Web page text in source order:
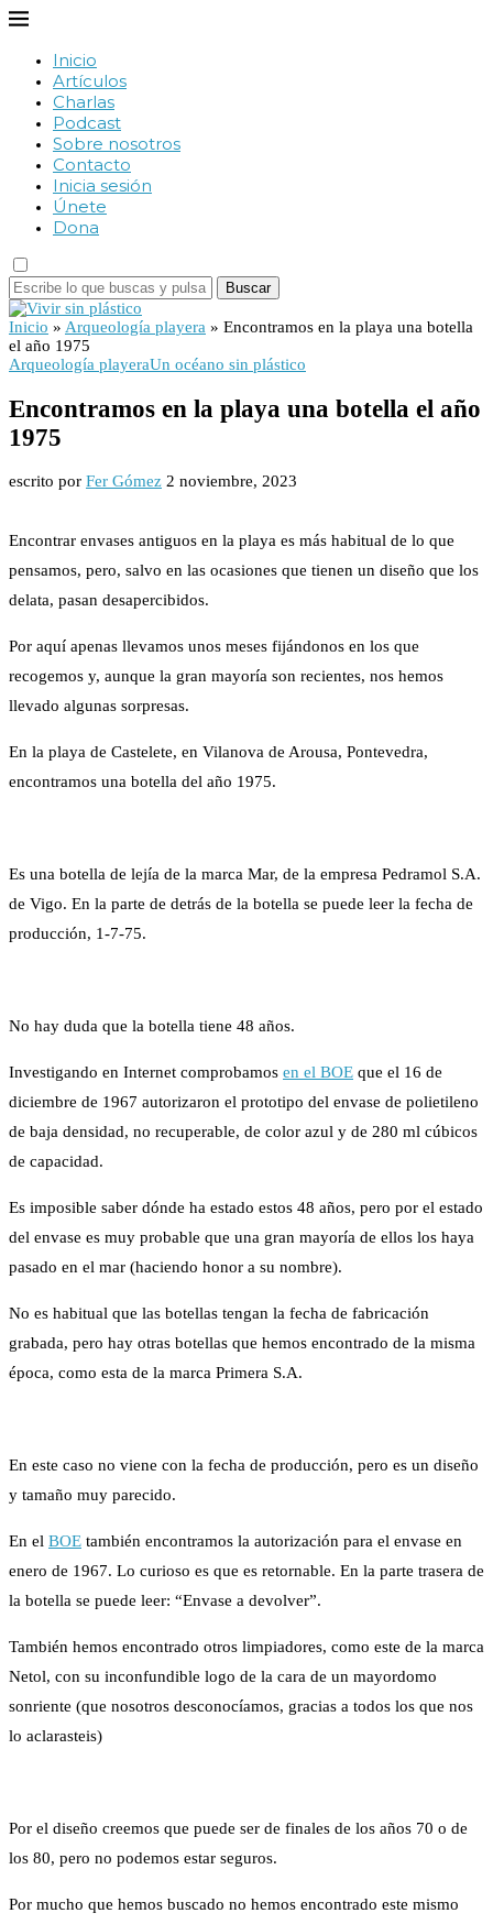
Inicio
Artículos
Charlas
Podcast
Sobre nosotros
Contacto
Inicia sesión
Únete
Dona
Buscar
Inicio » Arqueología playera » Encontramos en la playa una botella
el año 1975
Arqueología playeraUn océano sin plástico
Encontramos en la playa una botella el año
1975
escrito por Fer Gómez 2 noviembre, 2023
Encontrar envases antiguos en la playa es más habitual de lo que
pensamos, pero, salvo en las ocasiones que tienen un diseño que los
delata, pasan desapercibidos.
Por aquí apenas llevamos unos meses fijándonos en los que
recogemos y, aunque la gran mayoría son recientes, nos hemos
llevado algunas sorpresas.
En la playa de Castelete, en Vilanova de Arousa, Pontevedra,
encontramos una botella del año 1975.
Es una botella de lejía de la marca Mar, de la empresa Pedramol S.A.
de Vigo. En la parte de detrás de la botella se puede leer la fecha de
producción, 1-7-75.
No hay duda que la botella tiene 48 años.
Investigando en Internet comprobamos en el BOE que el 16 de
diciembre de 1967 autorizaron el prototipo del envase de polietileno
de baja densidad, no recuperable, de color azul y de 280 ml cúbicos
de capacidad.
Es imposible saber dónde ha estado estos 48 años, pero por el estado
del envase es muy probable que una gran mayoría de ellos los haya
pasado en el mar (haciendo honor a su nombre).
No es habitual que las botellas tengan la fecha de fabricación
grabada, pero hay otras botellas que hemos encontrado de la misma
época, como esta de la marca Primera S.A.
En este caso no viene con la fecha de producción, pero es un diseño
y tamaño muy parecido.
En el BOE también encontramos la autorización para el envase en
enero de 1967. Lo curioso es que es retornable. En la parte trasera de
la botella se puede leer: “Envase a devolver”.
También hemos encontrado otros limpiadores, como este de la marca
Netol, con su inconfundible logo de la cara de un mayordomo
sonriente (que nosotros desconocíamos, gracias a todos los que nos
lo aclarasteis)
Por el diseño creemos que puede ser de finales de los años 70 o de
los 80, pero no podemos estar seguros.
Por mucho que hemos buscado no hemos encontrado este mismo